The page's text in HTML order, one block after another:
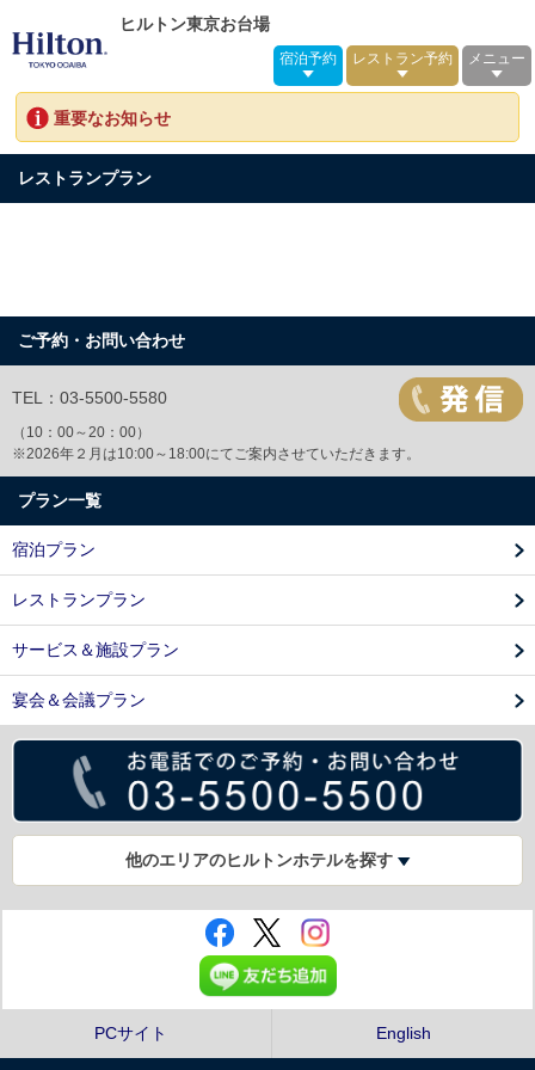
ヒルトン東京お台場
宿泊予約 レストラン予約 メニュー
重要なお知らせ
レストランプラン
ご予約・お問い合わせ
TEL：03-5500-5580
（10：00～20：00）
※2026年２月は10:00～18:00にてご案内させていただきます。
プラン一覧
宿泊プラン
レストランプラン
サービス＆施設プラン
宴会＆会議プラン
他のエリアのヒルトンホテルを探す
PCサイト English